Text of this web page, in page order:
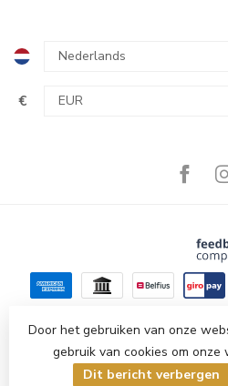
€
© Copyright 2026 Amesi
Lightspeed designby
Door het gebruiken van onze
gebruik van cookies om
Dit bericht verbergen